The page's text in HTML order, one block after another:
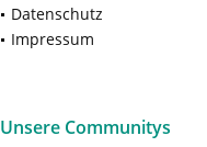
Datenschutz
Impressum
Unsere Communitys